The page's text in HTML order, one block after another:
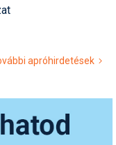
apróhirdetések